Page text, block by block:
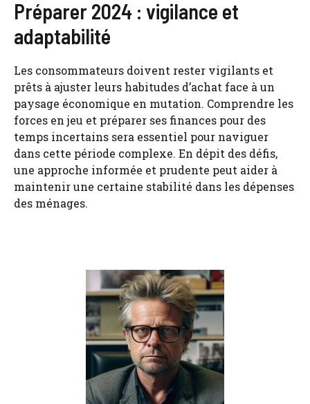
Préparer 2024 : vigilance et
adaptabilité
Les consommateurs doivent rester vigilants et
prêts à ajuster leurs habitudes d’achat face à un
paysage économique en mutation. Comprendre les
forces en jeu et préparer ses finances pour des
temps incertains sera essentiel pour naviguer
dans cette période complexe. En dépit des défis,
une approche informée et prudente peut aider à
maintenir une certaine stabilité dans les dépenses
des ménages.